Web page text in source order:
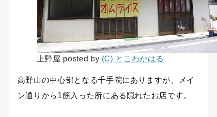
上野屋 posted by (C) とこわかはる
高野山の中心部となる千手院にありますが、メイ
ン通りから1筋入った所にある隠れたお店です。